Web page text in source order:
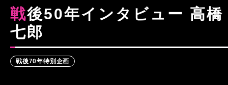
戦後50年インタビュー 高橋
七郎
戦後70年特別企画